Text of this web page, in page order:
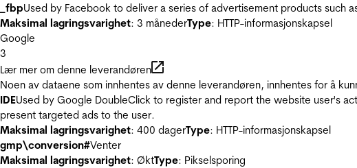
_fbpUsed by Facebook to deliver a series of advertisement products such
Maksimal lagringsvarighet: 3 månederType: HTTP-informasjonskapsel
Google
3
Lær mer om denne leverandøren
Noen av dataene som innhentes av denne leverandøren, innhentes for å
IDEUsed by Google DoubleClick to register and report the website user's
present targeted ads to the user.
Maksimal lagringsvarighet: 400 dagerType: HTTP-informasjonskapsel
gmp\conversion#Venter
Maksimal lagringsvarighet: ØktType: Pikselsporing